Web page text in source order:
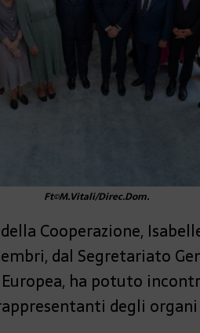
Ft©M.Vitali/Direc.Dom.
Cooperazione,
dal Segretariato
ha potuto
degli